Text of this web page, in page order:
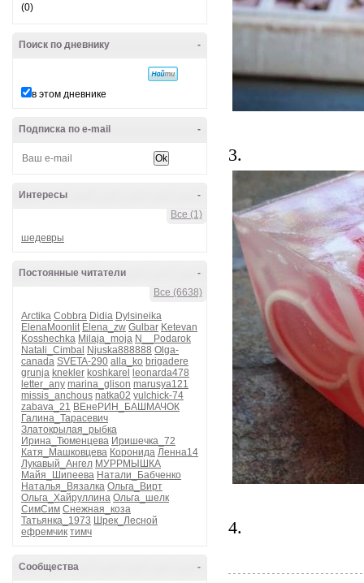
(0)
-
Поиск по дневнику
в этом дневнике
-
Подписка по e-mail
-
Интересы
Все (1)
шедевры
-
Постоянные читатели
Все (6638)
Arctika Cobbra Didia Dylsineika
ElenaMoonlit Elena_zw Gulbar Ketevan
Kosshechka Milaja_moja N__Podarok
Natali_Cimbal Njuska888888 Olga-
canada SVETA-290 alla_ko brigadere
grunja knekler koshkarel
leonarda478
letter_any marina_glison marusya121
missis_anchous natka02 yulchick-74
zabava_21 ВЕнеРИН_БАШМАЧОК
Галина_Тарасевич
Златокрылая_рыбка
Ирина_Тюменцева Иришечка_72
Катя_Машковцева Коронида Ленна14
Лукавый_Ангел МУРРМЫШКА
Майя_Шипеева Натали_Бабченко
Наталья_Вязалка Ольга_Вирт
Ольга_Хайруллина Ольга_шелк
СимСим Снежная_коза
Татьянка_1973 Шрек_Лесной
ефремчик тимч
-
Сообщества
3.
4.